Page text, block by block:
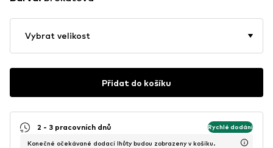
Vybrat velikost
Přidat do košíku
2 - 3 pracovních dnů Rychlé dodání
Konečné očekávané dodací lhůty budou zobrazeny v košíku.